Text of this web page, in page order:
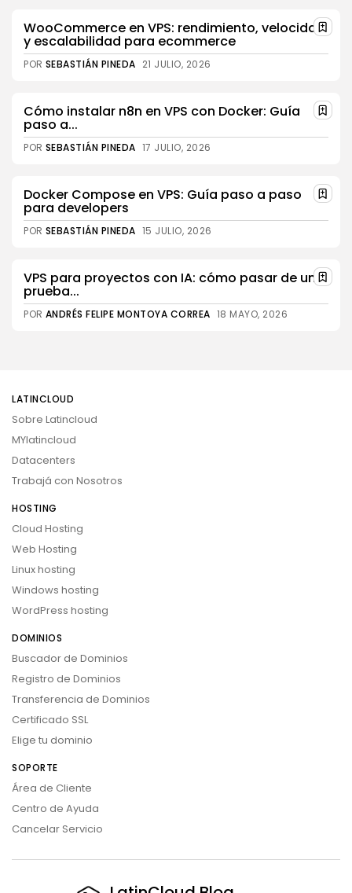
WooCommerce en VPS: rendimiento, velocidad
y escalabilidad para ecommerce
POR SEBASTIÁN PINEDA 21 JULIO, 2026
Cómo instalar n8n en VPS con Docker: Guía
paso a...
POR SEBASTIÁN PINEDA 17 JULIO, 2026
Docker Compose en VPS: Guía paso a paso
para developers
POR SEBASTIÁN PINEDA 15 JULIO, 2026
VPS para proyectos con IA: cómo pasar de una
prueba...
POR ANDRÉS FELIPE MONTOYA CORREA 18 MAYO, 2026
LATINCLOUD
Sobre Latincloud
MYlatincloud
Datacenters
Trabajá con Nosotros
HOSTING
Cloud Hosting
Web Hosting
Linux hosting
Windows hosting
WordPress hosting
DOMINIOS
Buscador de Dominios
Registro de Dominios
Transferencia de Dominios
Certificado SSL
Elige tu dominio
SOPORTE
Área de Cliente
Centro de Ayuda
Cancelar Servicio